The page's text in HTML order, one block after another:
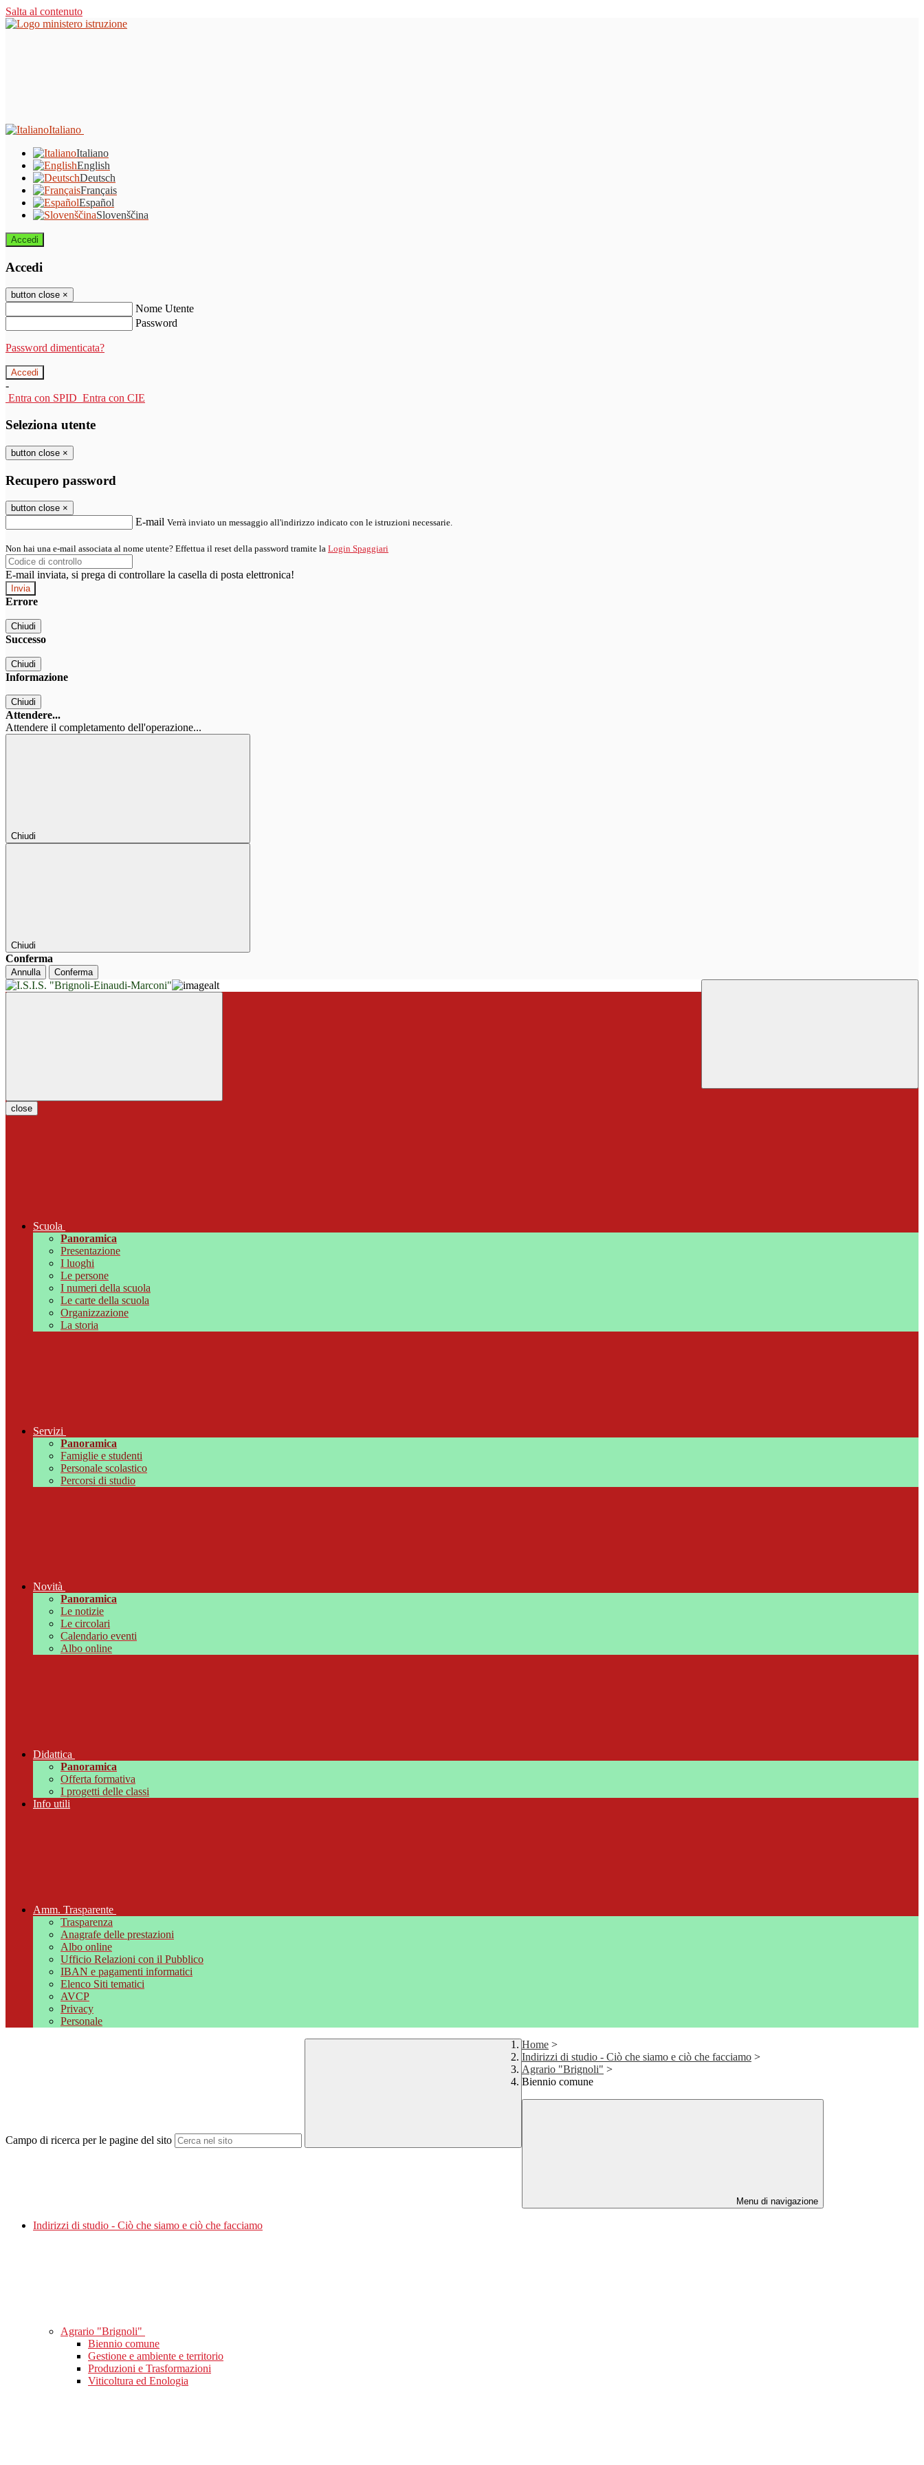
Salta al contenuto
Italiano
Italiano
English
Deutsch
Français
Español
Slovenščina
Accedi
Accedi
button close ×
Nome Utente
Password
Password dimenticata?
-
Entra con SPID Entra con CIE
Seleziona utente
button close ×
Recupero password
button close ×
E-mail Verrà inviato un messaggio all'indirizzo indicato con le istruzioni necessarie.
Non hai una e-mail associata al nome utente? Effettua il reset della password tramite la Login Spaggiari
E-mail inviata, si prega di controllare la casella di posta elettronica!
Errore
Chiudi
Successo
Chiudi
Informazione
Chiudi
Attendere...
Attendere il completamento dell'operazione...
Chiudi
Chiudi
Conferma
Annulla Conferma
close
Scuola
Panoramica
Presentazione
I luoghi
Le persone
I numeri della scuola
Le carte della scuola
Organizzazione
La storia
Servizi
Panoramica
Famiglie e studenti
Personale scolastico
Percorsi di studio
Novità
Panoramica
Le notizie
Le circolari
Calendario eventi
Albo online
Didattica
Panoramica
Offerta formativa
I progetti delle classi
Info utili
Amm. Trasparente
Trasparenza
Anagrafe delle prestazioni
Albo online
Ufficio Relazioni con il Pubblico
IBAN e pagamenti informatici
Elenco Siti tematici
AVCP
Privacy
Personale
Campo di ricerca per le pagine del sito
Home >
Indirizzi di studio - Ciò che siamo e ciò che facciamo >
Agrario "Brignoli" >
Biennio comune
Menu di navigazione
Indirizzi di studio - Ciò che siamo e ciò che facciamo
Agrario "Brignoli"
Biennio comune
Gestione e ambiente e territorio
Produzioni e Trasformazioni
Viticoltura ed Enologia